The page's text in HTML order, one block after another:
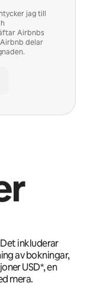
jag till
Airbnbs
delar
inkluderar
av bokningar,
USD*, en
mera.